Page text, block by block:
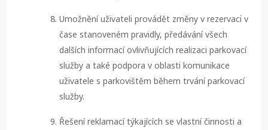
Umožnění uživateli provádět změny v rezervaci v
čase stanoveném pravidly, předávání všech
dalších informací ovlivňujících realizaci parkovací
služby a také podpora v oblasti komunikace
uživatele s parkovištěm během trvání parkovací
služby.
Řešení reklamací týkajících se vlastní činnosti a